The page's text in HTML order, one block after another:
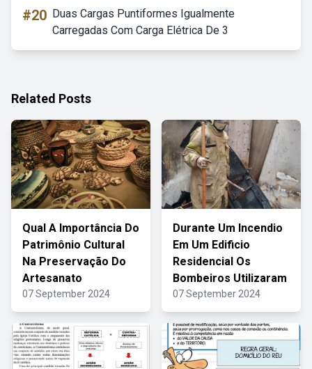
#20 Duas Cargas Puntiformes Igualmente
Carregadas Com Carga Elétrica De 3
Related Posts
Qual A Importância Do
Patrimônio Cultural
Na Preservação Do
Artesanato
07 September 2024
Durante Um Incendio
Em Um Edificio
Residencial Os
Bombeiros Utilizaram
07 September 2024